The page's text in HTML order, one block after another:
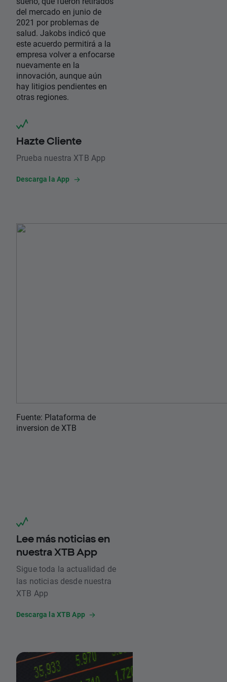
del mercado en junio de
2021 por problemas de
salud. Jakobs indicó que
este acuerdo permitirá a la
empresa volver a enfocarse
nuevamente en la
innovación, aunque aún
hay litigios pendientes en
otras regiones.
Hazte Cliente
Prueba nuestra XTB App
Descarga la App
Fuente: Plataforma de
inversion de XTB
Lee más noticias en
nuestra XTB App
Sigue toda la actualidad de
las noticias desde nuestra
XTB App
Descarga la XTB App